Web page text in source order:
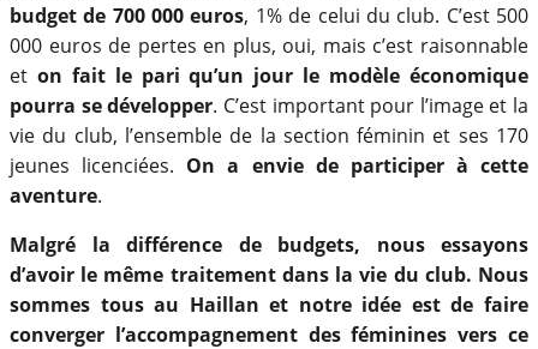
budget de 700 000 euros, 1% de celui du club. C’est 500
000 euros de pertes en plus, oui, mais c’est raisonnable
et on fait le pari qu’un jour le modèle économique
pourra se développer. C’est important pour l’image et la
vie du club, l’ensemble de la section féminin et ses 170
jeunes licenciées. On a envie de participer à cette
aventure.
Malgré la différence de budgets, nous essayons
d’avoir le même traitement dans la vie du club. Nous
sommes tous au Haillan et notre idée est de faire
converger l’accompagnement des féminines vers ce